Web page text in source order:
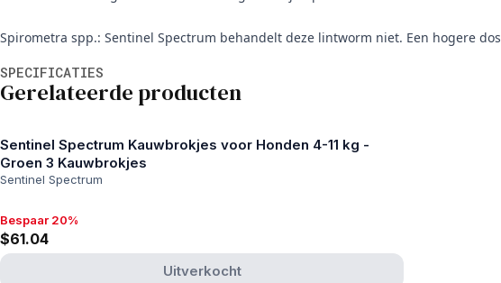
Spirometra spp.: Sentinel Spectrum behandelt deze lintworm niet. Een hogere
SPECIFICATIES
Gerelateerde producten
Sentinel Spectrum Kauwbrokjes voor Honden 4-11 kg -
Groen 3 Kauwbrokjes
Sentinel Spectrum
Bespaar 20%, $61.04
Bespaar 20%
$61.04
Uitverkocht